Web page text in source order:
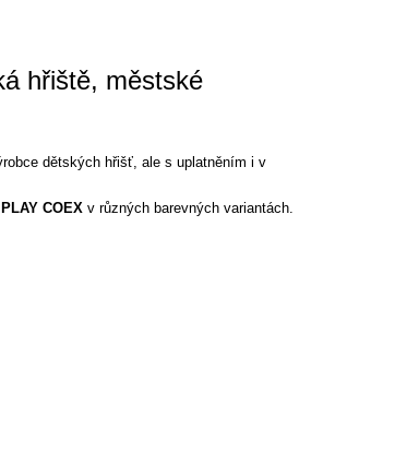
hřiště, městské
dětských hřišť, ale s uplatněním i v
COEX v různých barevných variantách.